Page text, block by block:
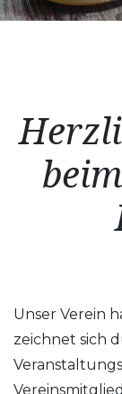
Unser Verein
zeichnet sich